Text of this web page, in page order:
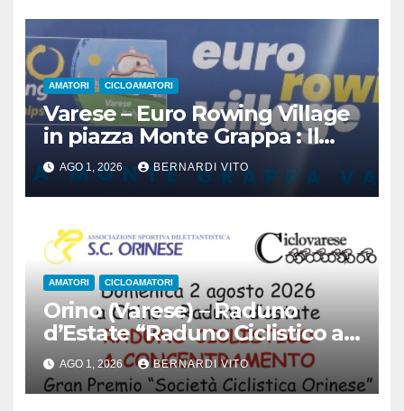
AMATORI CICLOAMATORI
Varese – Euro Rowing Village
in piazza Monte Grappa : Il
Canottaggio ospita il Ciclismo
AGO 1, 2026 BERNARDI VITO
AMATORI CICLOAMATORI
Orino (Varese) – Raduno
d’Estate “Raduno Ciclistico a
Concentramento” : Gran
Premio Società Ciclistica
Orinese domenica 02 Agosto
AGO 1, 2026 BERNARDI VITO